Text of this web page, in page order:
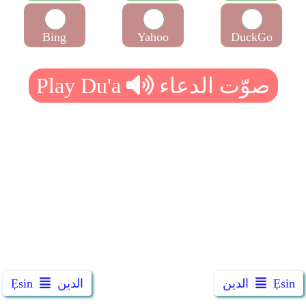
Ẹsin الدين الدين Ẹsin
Bing Yahoo DuckGo